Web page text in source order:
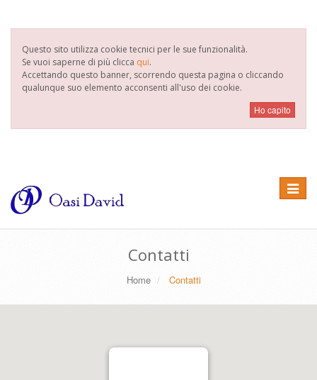
Questo sito utilizza cookie tecnici per le sue funzionalità.
Se vuoi saperne di più clicca qui.
Accettando questo banner, scorrendo questa pagina o cliccando
qualunque suo elemento acconsenti all'uso dei cookie.
Toggle
Contatti
Home Contatti